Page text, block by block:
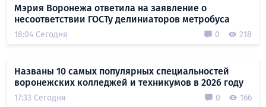
Мэрия Воронежа ответила на заявление о
несоответствии ГОСТу делиниаторов метробуса
18:04 Сегодня 0 218
Названы 10 самых популярных специальностей
воронежских колледжей и техникумов в 2026 году
17:33 Сегодня 0 166